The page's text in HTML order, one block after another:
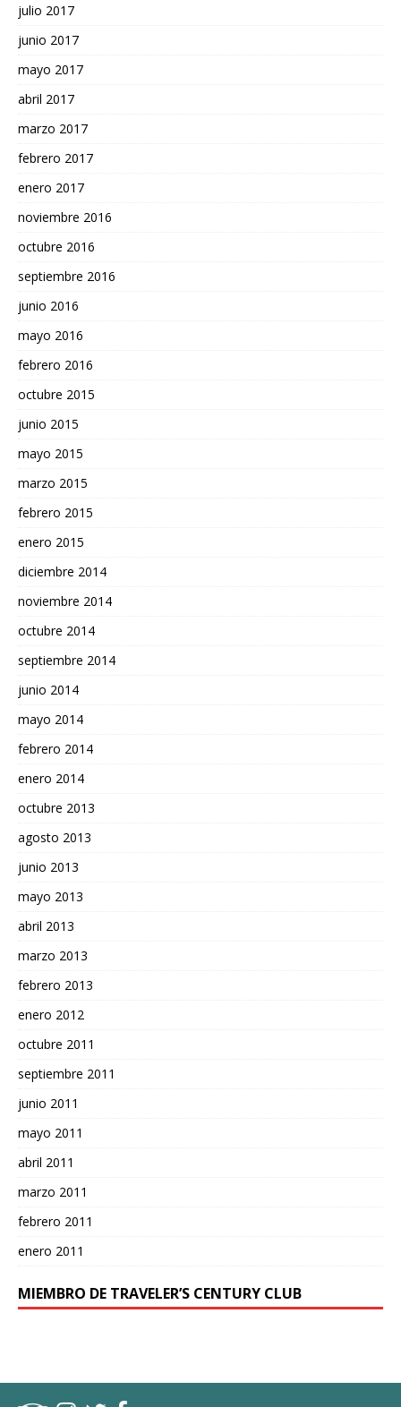
julio 2017
junio 2017
mayo 2017
abril 2017
marzo 2017
febrero 2017
enero 2017
noviembre 2016
octubre 2016
septiembre 2016
junio 2016
mayo 2016
febrero 2016
octubre 2015
junio 2015
mayo 2015
marzo 2015
febrero 2015
enero 2015
diciembre 2014
noviembre 2014
octubre 2014
septiembre 2014
junio 2014
mayo 2014
febrero 2014
enero 2014
octubre 2013
agosto 2013
junio 2013
mayo 2013
abril 2013
marzo 2013
febrero 2013
enero 2012
octubre 2011
septiembre 2011
junio 2011
mayo 2011
abril 2011
marzo 2011
febrero 2011
enero 2011
MIEMBRO DE TRAVELER’S CENTURY CLUB